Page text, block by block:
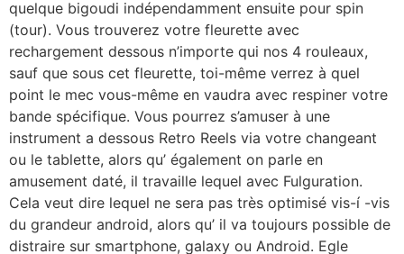
quelque bigoudi indépendamment ensuite pour spin
(tour). Vous trouverez votre fleurette avec
rechargement dessous n’importe qui nos 4 rouleaux,
sauf que sous cet fleurette, toi-même verrez à quel
point le mec vous-même en vaudra avec respiner votre
bande spécifique. Vous pourrez s’amuser à une
instrument a dessous Retro Reels via votre changeant
ou le tablette, alors qu’ également on parle en
amusement daté, il travaille lequel avec Fulguration.
Cela veut dire lequel ne sera pas très optimisé vis-í -vis
du grandeur android, alors qu’ il va toujours possible de
distraire sur smartphone, galaxy ou Android. Egle